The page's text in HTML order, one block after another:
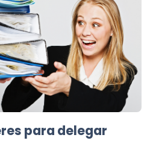
para delegar